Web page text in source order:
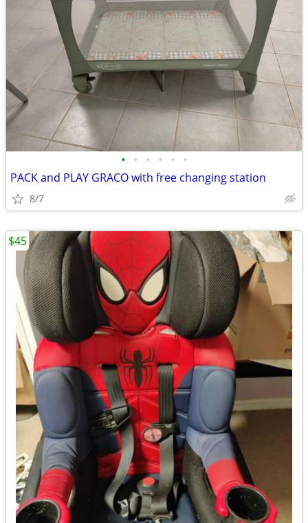
• • • • • •
PACK and PLAY GRACO with free changing station
8/7
$45